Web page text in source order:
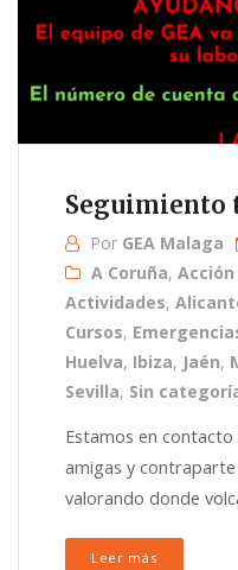
Seguimiento
Por GEA Malaga
A Coruña,
Actividades,
Cursos,
Huelva, Ibiza, Jaén,
Sevilla, Sin
Estamos en
amigas y
valorando donde
Leer más